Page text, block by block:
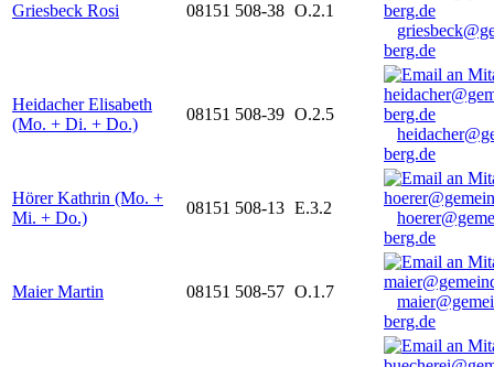
Griesbeck Rosi 08151 508-38 O.2.1
berg.de
Heidacher Elisabeth
(Mo. + Di. + Do.)
08151 508-39 O.2.5
berg.de
Hörer Kathrin (Mo. +
Mi. + Do.)
08151 508-13 E.3.2
berg.de
Maier Martin 08151 508-57 O.1.7
berg.de